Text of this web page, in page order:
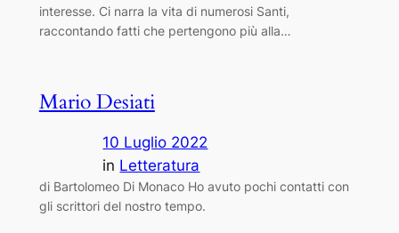
interesse. Ci narra la vita di numerosi Santi,
raccontando fatti che pertengono più alla…
Mario Desiati
10 Luglio 2022
in Letteratura
di Bartolomeo Di Monaco Ho avuto pochi contatti con
gli scrittori del nostro tempo.